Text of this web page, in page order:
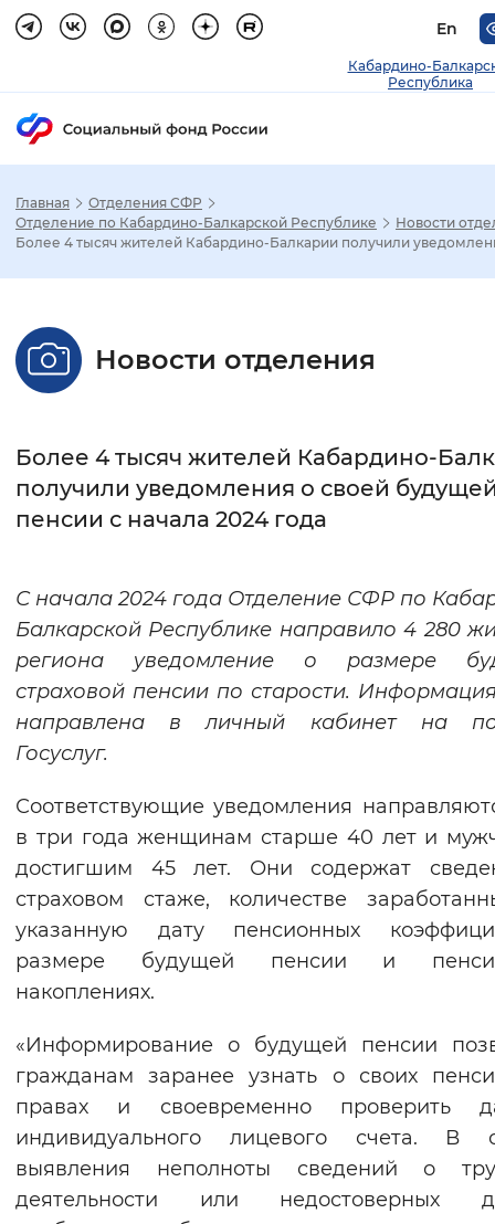
En
Кабардино-
Республика
Настройка режима отображения
Стандартный Увеличенный
С засечками
Интервал между буквами
Цвет сайта
Монохромный Инверсивный
Синий фон
Включены Выключены
Воспроизвести Остановить
Главная
Отделения СФР
Отделение по Кабардино-Балкарской Республике
Новости
Более 4 тысяч жителей Кабардино-Балкарии получили
Новости отделения
Более 4 тысяч жителей Кабардино-
получили уведомления о своей
пенсии с начала 2024 года
С начала 2024 года Отделение СФР по
Балкарской Республике направило 4 280
региона уведомление о размере
страховой пенсии по старости.
направлена в личный кабинет на
Госуслуг.
Соответствующие уведомления
в три года женщинам старше 40 лет и
достигшим 45 лет. Они содержат
страховом стаже, количестве
указанную дату пенсионных
размере будущей пенсии и
накоплениях.
«Информирование о будущей пенсии
гражданам заранее узнать о своих
правах и своевременно проверить
индивидуального лицевого счета. В
выявления неполноты сведений о
деятельности или недостоверных